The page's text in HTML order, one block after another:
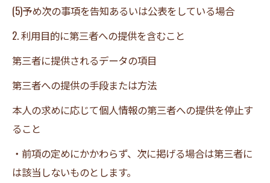
(5)予め次の事項を告知あるいは公表をしている場合
2. 利用目的に第三者への提供を含むこと
第三者に提供されるデータの項目
第三者への提供の手段または方法
本人の求めに応じて個人情報の第三者への提供を停止す
ること
・前項の定めにかかわらず、次に掲げる場合は第三者に
は該当しないものとします。